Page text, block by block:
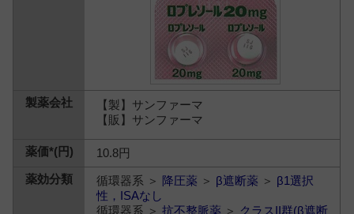
【製】サンファーマ
【販】サンファーマ
10.8円
循環器系 ＞ 降圧薬 ＞ β遮断薬 ＞ β1選択
性，ISAなし
循環器系 ＞抗不整脈薬 ＞ クラスII群(β遮断